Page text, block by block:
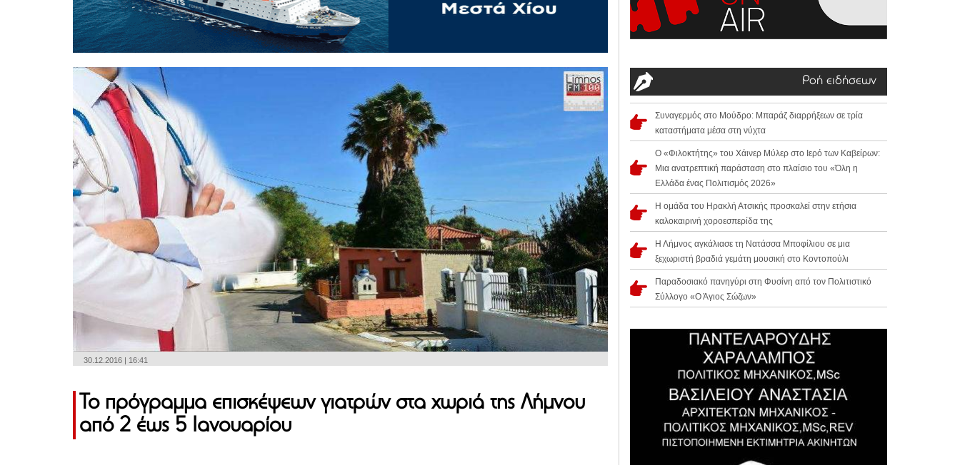
30.12.2016 | 16:41
Το πρόγραμμα επισκέψεων γιατρών στα χωριά της Λήμνου
από 2 έως 5 Ιανουαρίου
Ροή ειδήσεων
Συναγερμός στο Μούδρο: Μπαράζ διαρρήξεων σε τρία
καταστήματα μέσα στη νύχτα
Ο «Φιλοκτήτης» του Χάινερ Μύλερ στο Ιερό των Καβείρων:
Μια ανατρεπτική παράσταση στο πλαίσιο του «Όλη η
Ελλάδα ένας Πολιτισμός 2026»
Η ομάδα του Ηρακλή Ατσικής προσκαλεί στην ετήσια
καλοκαιρινή χοροεσπερίδα της
Η Λήμνος αγκάλιασε τη Νατάσσα Μποφίλιου σε μια
ξεχωριστή βραδιά γεμάτη μουσική στο Κοντοπούλι
Παραδοσιακό πανηγύρι στη Φυσίνη από τον Πολιτιστικό
Σύλλογο «Ο Άγιος Σώζων»